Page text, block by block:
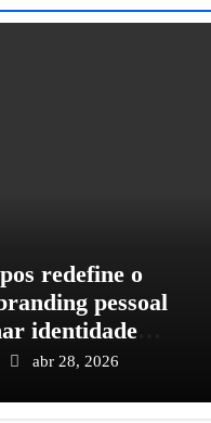
redefine o
pessoal
identidade
de alto valor
abr 28, 2026